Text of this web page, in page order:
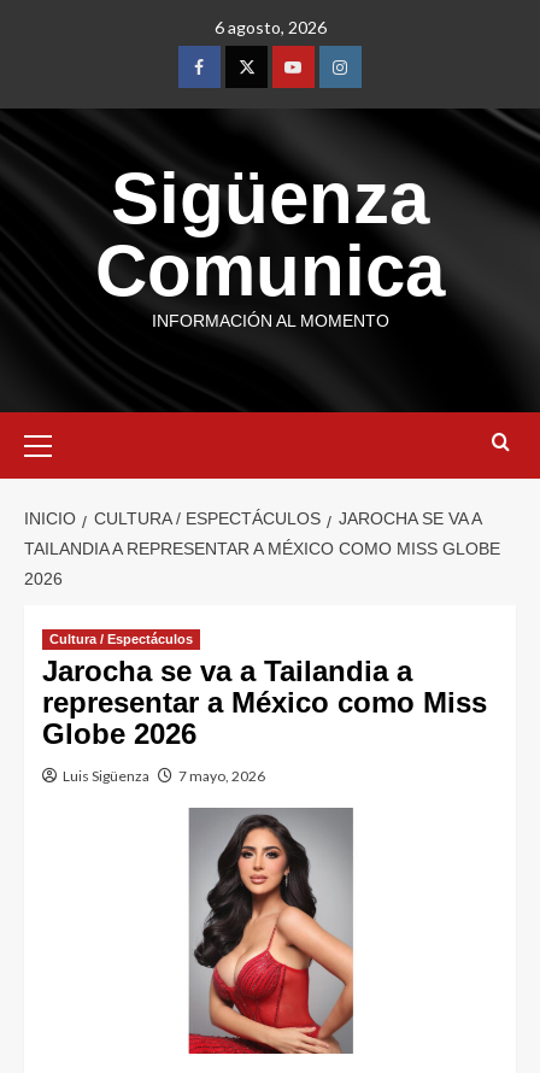
6 agosto, 2026
Sigüenza
Comunica
INFORMACIÓN AL MOMENTO
INICIO CULTURA / ESPECTÁCULOS
JAROCHA SE VA A
TAILANDIA A REPRESENTAR A MÉXICO COMO MISS GLOBE
2026
Cultura / Espectáculos
Jarocha se va a Tailandia a
representar a México como Miss
Globe 2026
Luis Sigüenza 7 mayo, 2026